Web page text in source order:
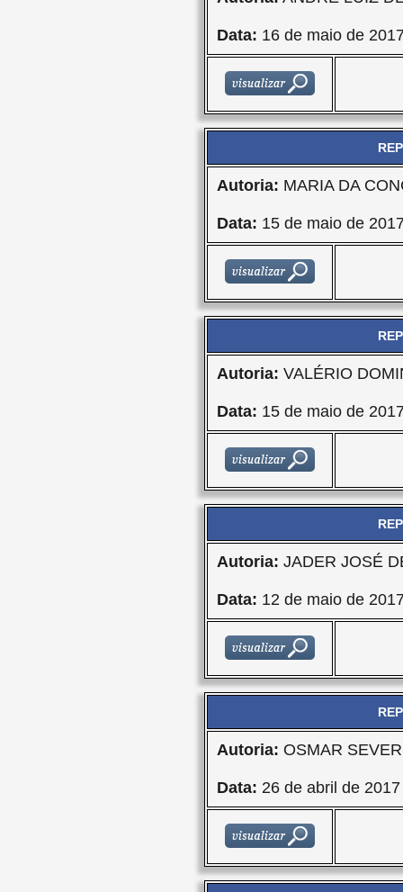
Data: 16 de maio de
Autoria: MARIA DA
Data: 15 de maio de
Autoria: VALÉRIO
Data: 15 de maio de
Autoria: JADER JOSÉ
Data: 12 de maio de
Autoria: OSMAR
Data: 26 de abril de 2017